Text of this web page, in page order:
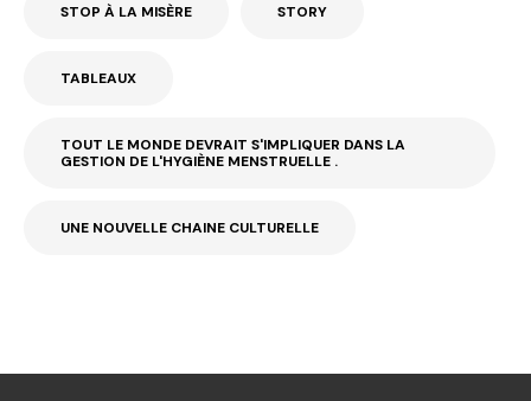
STOP À LA MISÈRE STORY
TABLEAUX
TOUT LE MONDE DEVRAIT S'IMPLIQUER DANS LA
GESTION DE L'HYGIÈNE MENSTRUELLE .
UNE NOUVELLE CHAINE CULTURELLE